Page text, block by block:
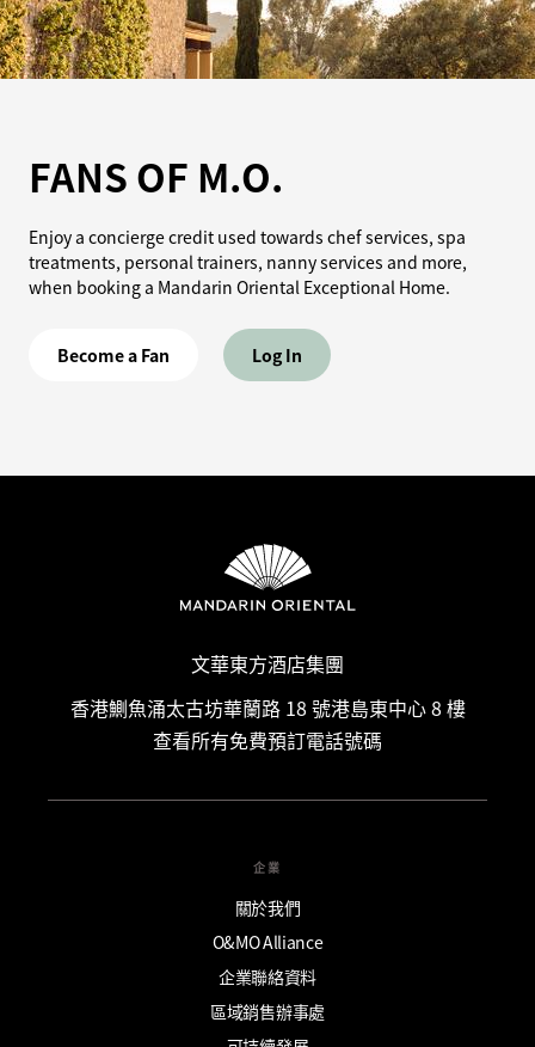
FANS OF M.O.
Enjoy a concierge credit used towards chef services, spa
treatments, personal trainers, nanny services and more,
when booking a Mandarin Oriental Exceptional Home.
Become a Fan Log In
文華東方酒店集團
香港鰂魚涌太古坊華蘭路 18 號港島東中心 8 樓
查看所有免費預訂電話號碼
企業
關於我們
O&MO Alliance
企業聯絡資料
區域銷售辦事處